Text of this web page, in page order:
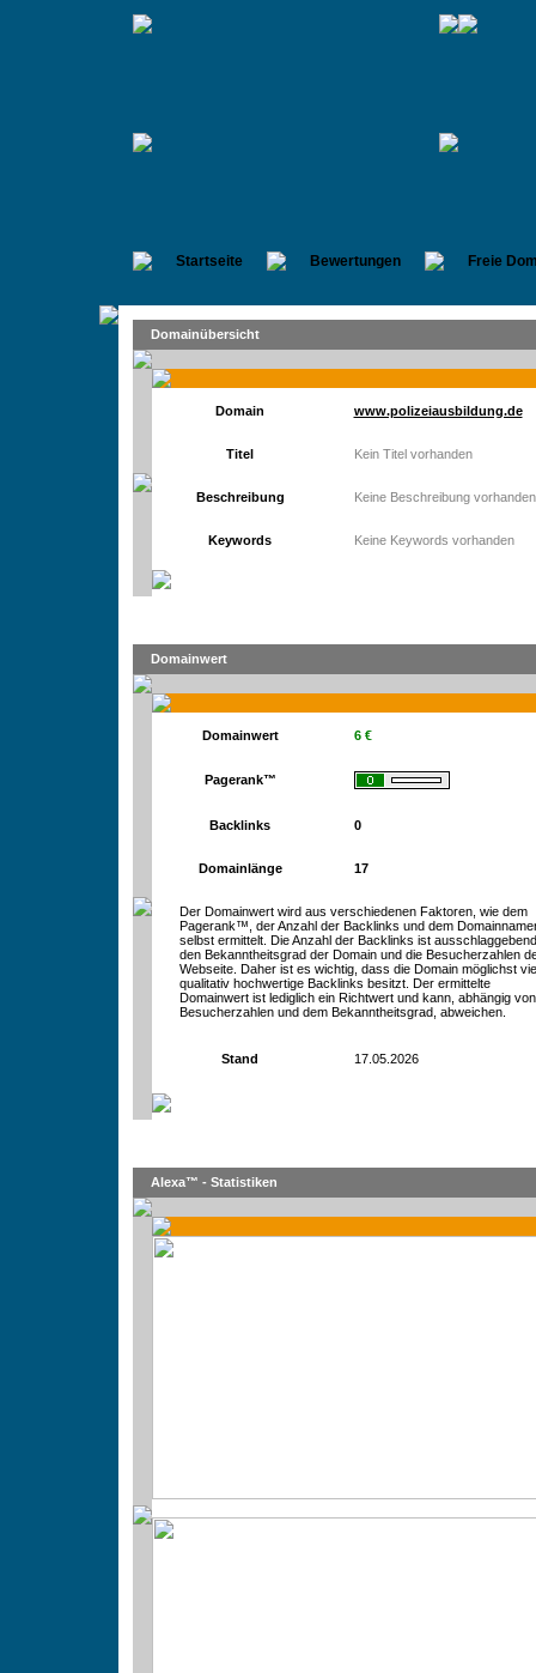
Startseite Bewertungen Freie
Domainübersicht
Domain www.polizeiausbildung.de
Titel Kein Titel vorhanden
Beschreibung Keine Beschreibung vorhanden
Keywords Keine Keywords vorhanden
Domainwert
Domainwert 6 €
Pagerank™
Backlinks 0
Domainlänge 17
Der Domainwert wird aus verschiedenen Faktoren, wie dem
Pagerank™, der Anzahl der Backlinks und dem
selbst ermittelt. Die Anzahl der Backlinks ist
den Bekanntheitsgrad der Domain und die Besucherzahlen
Webseite. Daher ist es wichtig, dass die Domain möglichst
qualitativ hochwertige Backlinks besitzt. Der ermittelte
Domainwert ist lediglich ein Richtwert und kann, abhängig
Besucherzahlen und dem Bekanntheitsgrad, abweichen.
Stand 17.05.2026
Alexa™ - Statistiken